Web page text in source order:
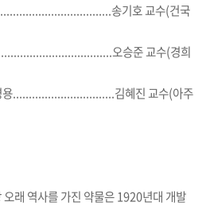
송기호 교수(건국
오승준 교수(경희
용................................김혜진 교수(아주
래 역사를 가진 약물은 1920년대 개발